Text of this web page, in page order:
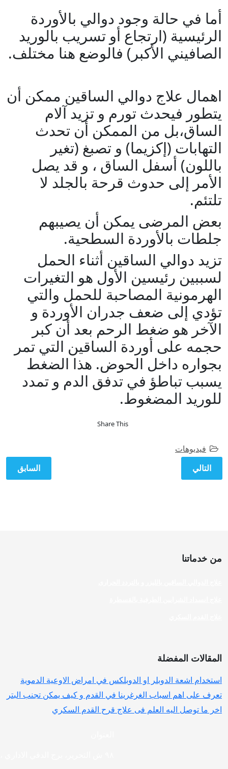
أما في حالة وجود دوالي بالأوردة
الرئيسية (ارتجاع أو تسريب بالوريد
الصافيني الأكبر) فالوضع هنا مختلف.
اهمال علاج دوالي الساقين ممكن أن
يتطور فيحدث تورم و تزيد آلام
الساق،بل من الممكن أن تحدث
التهابات (إكزيما) و تصبغ (تغير
باللون) أسفل الساق ، و قد يصل
الأمر إلى حدوث قرحة بالجلد لا
تلتئم.
بعض المرضى يمكن أن يصيبهم
جلطات بالأوردة السطحية.
تزيد دوالي الساقين أثناء الحمل
لسببين رئيسين الأول هو التغيرات
الهرمونية المصاحبة للحمل والتي
تؤدي إلى ضعف جدران الأوردة و
الآخر هو ضغط الرحم بعد أن كبر
حجمه على أوردة الساقين التي تمر
بجواره داخل الحوض. هذا الضغط
يسبب تباطؤ في تدفق الدم و تمدد
للوريد المضغوط.
Share This
فيديوهات
المقال
السابق
المقال التالي: هل ممكن الدوالي تتعالج بالحقن؟ هل هناك
التالي
من خدماتنا
المقالات المفضلة
استخدام اشعة الدوبلر او الدوبلكس في امراض الاوعية الدموية
تعرف على اهم اسباب الغرغرينا في القدم و كيف يمكن تجنب البتر
اخر ما توصل اليه العلم فى علاج قرح القدم السكري